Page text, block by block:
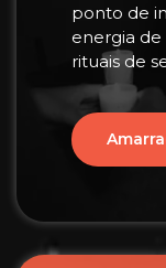
ponto de
energia de
rituais de